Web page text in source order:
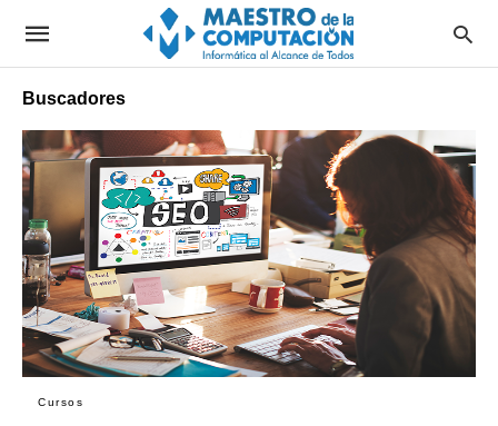
Buscadores
Cursos